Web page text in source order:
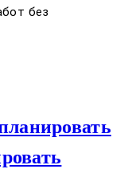
без